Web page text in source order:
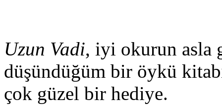
Uzun Vadi, iyi okurun asla
düşündüğüm bir öykü
çok güzel bir hediye.